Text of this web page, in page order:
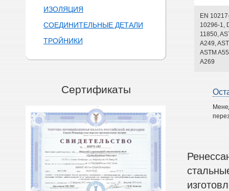
ИЗОЛЯЦИЯ
СОЕДИНИТЕЛЬНЫЕ ДЕТАЛИ
ТРОЙНИКИ
Сертификаты
EN
10296-1,
11850,
A249,
ASTM
A269